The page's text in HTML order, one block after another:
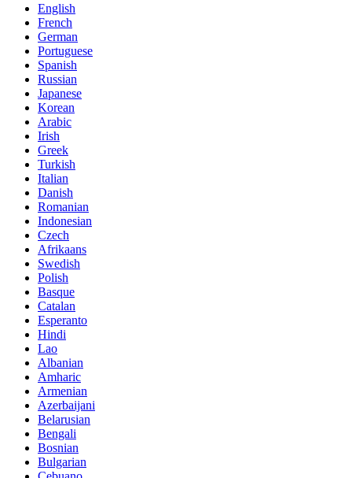
English
French
German
Portuguese
Spanish
Russian
Japanese
Korean
Arabic
Irish
Greek
Turkish
Italian
Danish
Romanian
Indonesian
Czech
Afrikaans
Swedish
Polish
Basque
Catalan
Esperanto
Hindi
Lao
Albanian
Amharic
Armenian
Azerbaijani
Belarusian
Bengali
Bosnian
Bulgarian